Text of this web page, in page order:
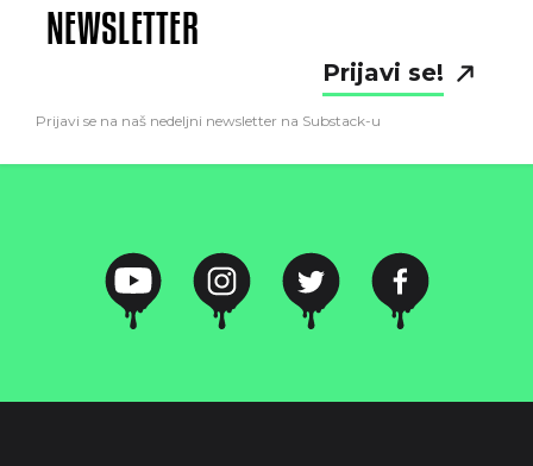
NEWSLETTER
Prijavi se!
Prijavi se na naš nedeljni newsletter na Substack-u